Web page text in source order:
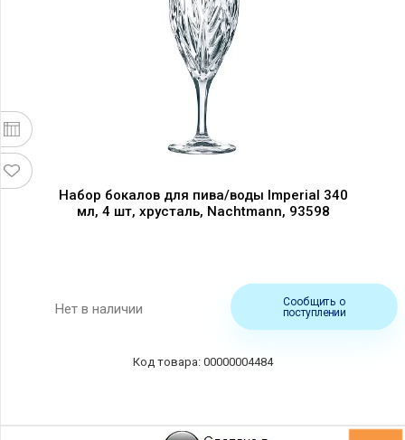
Набор бокалов для пива/воды Imperial 340
мл, 4 шт, хрусталь, Nachtmann, 93598
Нет в наличии
Сообщить о
поступлении
00000004484